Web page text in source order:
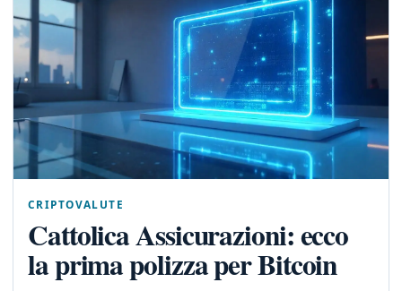
CRIPTOVALUTE
Cattolica Assicurazioni: ecco
la prima polizza per Bitcoin